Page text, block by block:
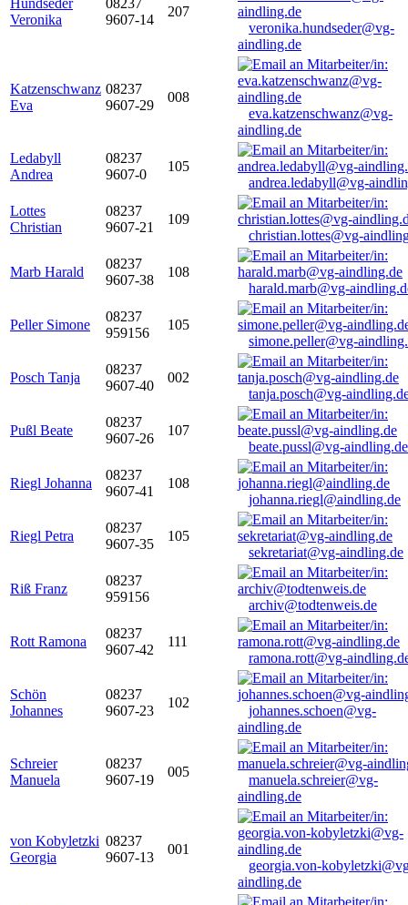
Hundseder
Veronika
08237
9607-14
207
veronika.hundseder@vg-
aindling.de
Katzenschwanz
Eva
08237
9607-29
008
eva.katzenschwanz@vg-
aindling.de
Ledabyll
Andrea
08237
9607-0
105
andrea.ledabyll@vg-
Lottes
Christian
08237
9607-21
109
christian.lottes@vg-
Marb Harald
08237
9607-38
108
harald.marb@vg-
Peller Simone
08237
959156
105
simone.peller@vg-
Posch Tanja
08237
9607-40
002
tanja.posch@vg-
Pußl Beate
08237
9607-26
107
beate.pussl@vg-aindling.de
Riegl Johanna
08237
9607-41
108
johanna.riegl@aindling.de
Riegl Petra
08237
9607-35
105
sekretariat@vg-aindling.de
Riß Franz
08237
959156
archiv@todtenweis.de
Rott Ramona
08237
9607-42
111
ramona.rott@vg-
Schön
Johannes
08237
9607-23
102
johannes.schoen@vg-
aindling.de
Schreier
Manuela
08237
9607-19
005
manuela.schreier@vg-
aindling.de
von Kobyletzki
Georgia
08237
9607-13
001
georgia.von-
aindling.de